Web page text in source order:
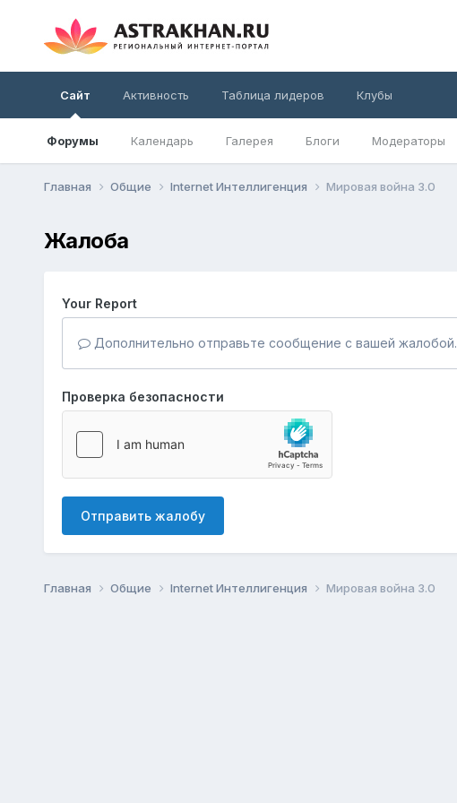
Сайт
Форумы Календарь Галерея Блоги Модераторы
Активность Таблица лидеров Клубы
Главная Общие Internet Интеллигенция Мировая война 3.0
Жалоба
Your Report
Дополнительно отправьте сообщение с вашей жалобой.
Проверка безопасности
Отправить жалобу
Главная Общие Internet Интеллигенция Мировая война 3.0